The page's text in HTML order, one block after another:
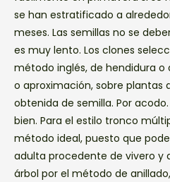
se han estratificado a
meses. Las semillas no se
es muy lento. Los clones
método inglés, de hendidura
o aproximación, sobre plantas
obtenida de semilla. Por
bien. Para el estilo tronco
método ideal, puesto que
adulta procedente de vivero y
árbol por el método de